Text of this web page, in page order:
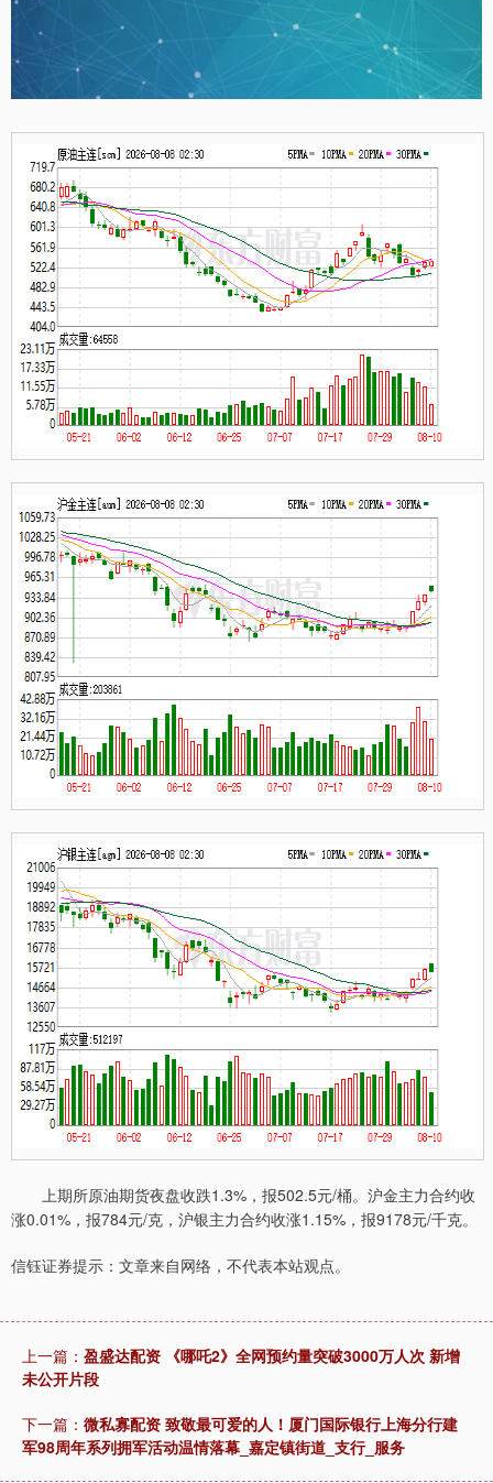
上期所原油期货夜盘收跌1.3%，报502.5元/桶。沪金主力合约收
涨0.01%，报784元/克，沪银主力合约收涨1.15%，报9178元/千克。
信钰证券提示：文章来自网络，不代表本站观点。
上一篇： 盈盛达配资 《哪吒2》全网预约量突破3000万人次 新增
未公开片段
下一篇： 微私寡配资 致敬最可爱的人！厦门国际银行上海分行建
军98周年系列拥军活动温情落幕_嘉定镇街道_支行_服务